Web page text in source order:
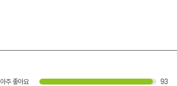
아주 좋아요
93